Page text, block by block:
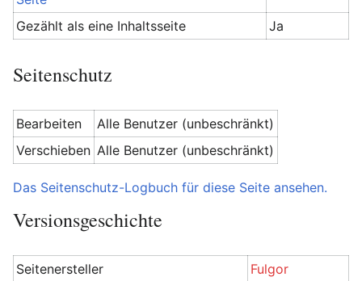
Gezählt als eine Inhaltsseite Ja
Seitenschutz
Bearbeiten
Alle Benutzer (unbeschränkt)
Verschieben Alle Benutzer (unbeschränkt)
Das Seitenschutz-Logbuch für diese Seite ansehen.
Versionsgeschichte
Seitenersteller
Fulgor